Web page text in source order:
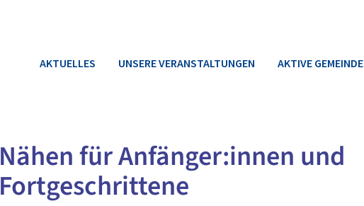
AKTUELLES UNSERE VERANSTALTUNGEN AKTIVE GEMEINDE
Nähen für Anfänger:innen und
Fortgeschrittene